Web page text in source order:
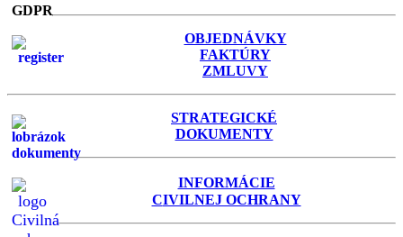
OBJEDNÁVKY
FAKTÚRY
ZMLUVY
STRATEGICKÉ
DOKUMENTY
INFORMÁCIE
CIVILNEJ OCHRANY